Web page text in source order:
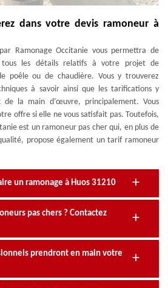
dans votre devis ramoneur à
Ramonage Occitanie vous permettra de
tous les détails relatifs à votre projet de
poêle ou de chaudière. Vous y trouverez
à savoir ainsi que les tarifications y
la main d’œuvre, principalement. Vous
offre si elle ne vous satisfait pas. Toutefois,
est un ramoneur pas cher qui, en plus de
propose également un tarif ramoneur
un ramonage à Huos 31210
pas chers ? Contactez
prendront en main votre